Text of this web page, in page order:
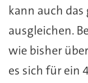
kann auch
ausgleichen.
wie bisher
es sich für ein